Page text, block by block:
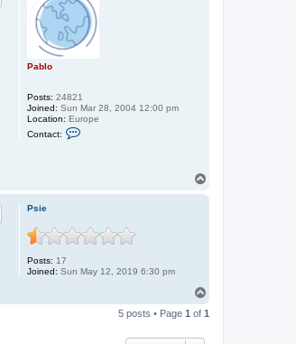
Pablo
Posts: 24821
Joined: Sun Mar 28, 2004 12:00 pm
Location: Europe
Contact:
t
l
o
Psie
Posts: 17
Joined: Sun May 12, 2019 6:30 pm
p
5 posts • Page 1 of 1